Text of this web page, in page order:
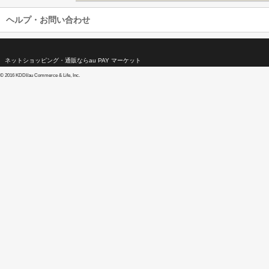
ヘルプ・お問い合わせ
ネットショッピング・通販ならau PAY マーケット
© 2016 KDDI/au Commerce & Life, Inc.